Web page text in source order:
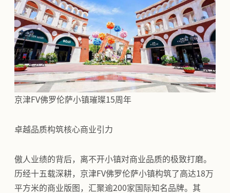
京津FV佛罗伦萨小镇璀璨15周年
卓越品质构筑核心商业引力
傲人业绩的背后，离不开小镇对商业品质的极致打磨。
历经十五载深耕，京津FV佛罗伦萨小镇构筑了高达18万
平方米的商业版图，汇聚逾200家国际知名品牌。其